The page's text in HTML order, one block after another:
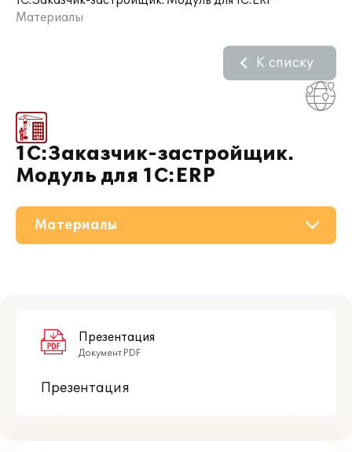
Материалы
1С:Заказчик-застройщик.
Модуль для 1С:ERP
К списку
Поддержка
Материалы
Презентация
Документ PDF
Презентация